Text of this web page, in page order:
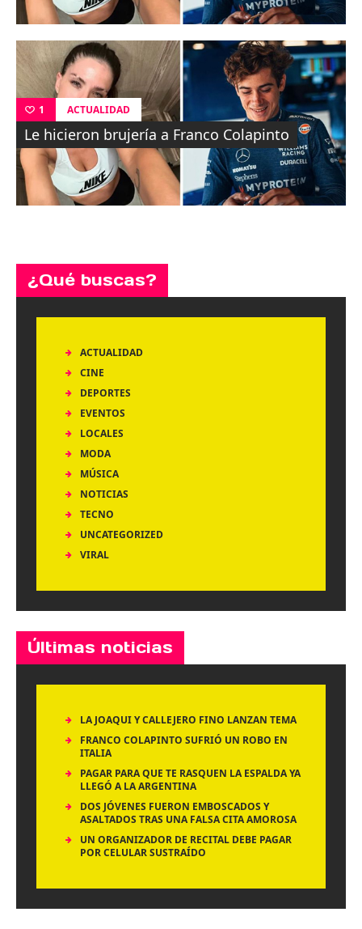
1 ACTUALIDAD
Le hicieron brujería a Franco Colapinto
¿Qué buscas?
ACTUALIDAD
CINE
DEPORTES
EVENTOS
LOCALES
MODA
MÚSICA
NOTICIAS
TECNO
UNCATEGORIZED
VIRAL
Últimas noticias
LA JOAQUI Y CALLEJERO FINO LANZAN TEMA
FRANCO COLAPINTO SUFRIÓ UN ROBO EN
ITALIA
PAGAR PARA QUE TE RASQUEN LA ESPALDA YA
LLEGÓ A LA ARGENTINA
DOS JÓVENES FUERON EMBOSCADOS Y
ASALTADOS TRAS UNA FALSA CITA AMOROSA
UN ORGANIZADOR DE RECITAL DEBE PAGAR
POR CELULAR SUSTRAÍDO